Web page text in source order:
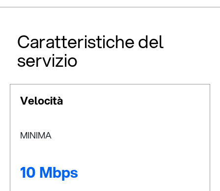
Caratteristiche del
servizio
Velocità
MINIMA
10 Mbps